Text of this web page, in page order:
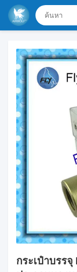
กระเป๋าบรร